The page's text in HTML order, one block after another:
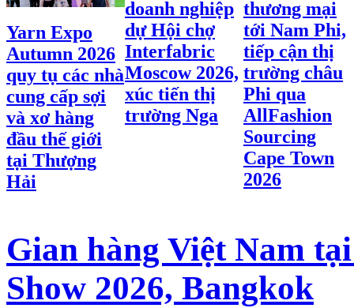
Yarn Expo
Autumn 2026
quy tụ các nhà
cung cấp sợi
và xơ hàng
đầu thế giới
tại Thượng
Hải
doanh nghiệp
dự Hội chợ
Interfabric
Moscow 2026,
xúc tiến thị
trường Nga
thương mại
tới Nam Phi,
tiếp cận thị
trường châu
Phi qua
AllFashion
Sourcing
Cape Town
2026
Gian hàng Việt Nam
Show 2026, Bangkok